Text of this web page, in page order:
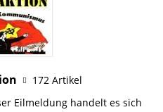
172 Artikel
Eilmeldung handelt es sich